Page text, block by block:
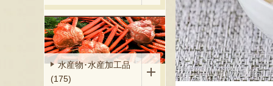
水産物･水産加工品
(175)